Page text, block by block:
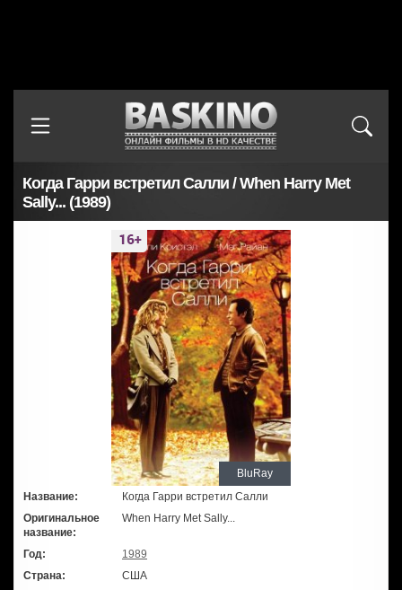
Когда Гарри встретил Салли / When Harry Met
Sally... (1989)
BluRay
Название:
Когда Гарри встретил Салли
Оригинальное
название:
When Harry Met Sally...
Год:
1989
Страна:
США